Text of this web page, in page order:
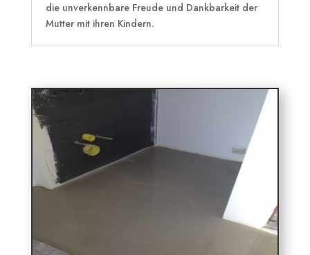
die unverkennbare Freude und Dankbarkeit der
Mutter mit ihren Kindern.